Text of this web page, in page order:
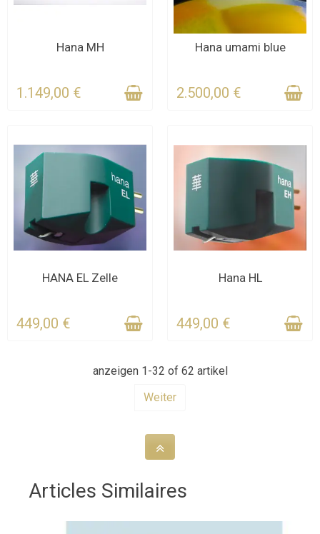
KONTAKTIEREN SIE UNS
Hana MH
1.149,00 €
KONTAKTIEREN SIE UNS
Hana umami blue
2.500,00 €
KONTAKTIEREN SIE UNS
HANA EL Zelle
449,00 €
KONTAKTIEREN SIE UNS
Hana HL
449,00 €
anzeigen 1-32 of 62 artikel
Weiter
Articles Similaires